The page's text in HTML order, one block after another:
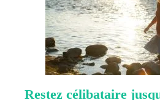
Restez célibataire